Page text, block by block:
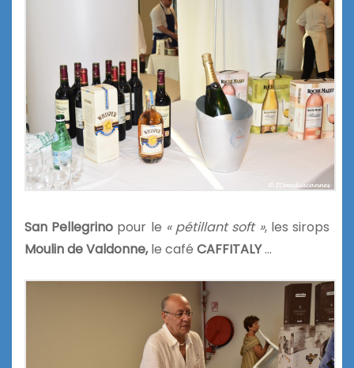
San Pellegrino pour le « pétillant soft », les sirops
Moulin deValdonne,le café CAFFITALY…